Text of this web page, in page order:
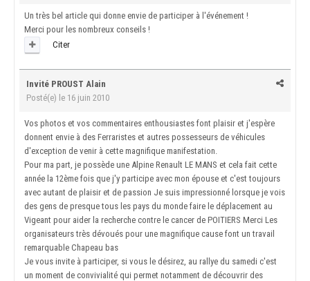
Un très bel article qui donne envie de participer à l'événement !
Merci pour les nombreux conseils !
Citer
Invité PROUST Alain
Posté(e) le 16 juin 2010
Vos photos et vos commentaires enthousiastes font plaisir et j'espère
donnent envie à des Ferraristes et autres possesseurs de véhicules
d'exception de venir à cette magnifique manifestation.
Pour ma part, je possède une Alpine Renault LE MANS et cela fait cette
année la 12ème fois que j'y participe avec mon épouse et c'est toujours
avec autant de plaisir et de passion Je suis impressionné lorsque je vois
des gens de presque tous les pays du monde faire le déplacement au
Vigeant pour aider la recherche contre le cancer de POITIERS Merci Les
organisateurs très dévoués pour une magnifique cause font un travail
remarquable Chapeau bas
Je vous invite à participer, si vous le désirez, au rallye du samedi c'est
un moment de convivialité qui permet notamment de découvrir des